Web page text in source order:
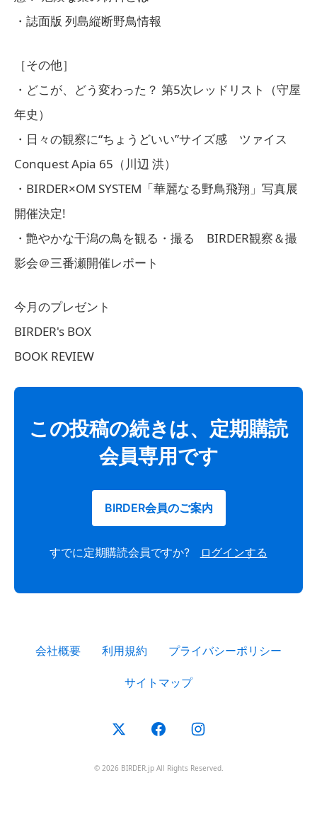
・誌面版 列島縦断野鳥情報
［その他］
・どこが、どう変わった？ 第5次レッドリスト（守屋
年史）
・日々の観察に“ちょうどいい”サイズ感 ツァイス
Conquest Apia 65（川辺 洪）
・BIRDER×OM SYSTEM「華麗なる野鳥飛翔」写真展
開催決定!
・艶やかな干潟の鳥を観る・撮る BIRDER観察＆撮
影会＠三番瀬開催レポート
今月のプレゼント
BIRDER's BOX
BOOK REVIEW
この投稿の続きは、定期購読
会員専用です
BIRDER会員のご案内
すでに定期購読会員ですか? ログインする
会社概要 利用規約 プライバシーポリシー
サイトマップ
© 2026 BIRDER.jp All Rights Reserved.